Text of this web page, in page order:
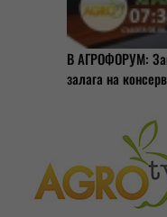
В АГРОФОРУМ:
залага на